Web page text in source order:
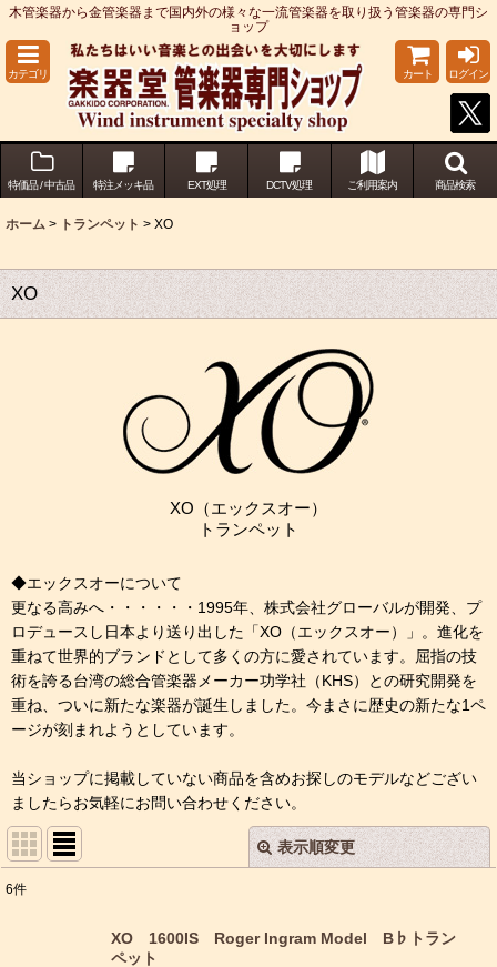
木管楽器から金管楽器まで国内外の様々な一流管楽器を取り扱う管楽器の専門シ
ョップ
カテゴリ カート ログイン
特価品 / 中古品 特注メッキ品 EXT処理 DCTV処理 ご利用案内 商品検索
ホーム > トランペット > XO
XO
XO（エックスオー）
トランペット
◆エックスオーについて
更なる高みへ・・・・・・1995年、株式会社グローバルが開発、プ
ロデュースし日本より送り出した「XO（エックスオー）」。進化を
重ねて世界的ブランドとして多くの方に愛されています。屈指の技
術を誇る台湾の総合管楽器メーカー功学社（KHS）との研究開発を
重ね、ついに新たな楽器が誕生しました。今まさに歴史の新たな1ペ
ージが刻まれようとしています。
当ショップに掲載していない商品を含めお探しのモデルなどござい
ましたらお気軽にお問い合わせください。
表示順変更 閉じる
6件
XO 1600IS Roger Ingram Model B♭トラン
ペット